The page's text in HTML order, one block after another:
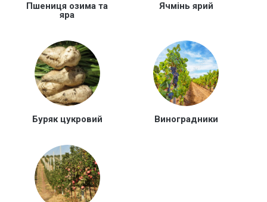
Пшениця озима та
яра
Ячмінь ярий
Буряк цукровий Виноградники